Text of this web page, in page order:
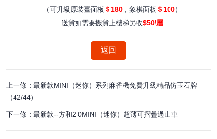
（可升級原裝臺面板 ＄180，象棋面板 ＄100）
送貨如需要搬貨上樓梯另收$50/層
返回
上一條：最新款MINI（迷你）系列麻雀機免費升級精品仿玉石牌
（42/44）
下一條：最新款--方和2.0MINI（迷你）超薄可摺疊過山車